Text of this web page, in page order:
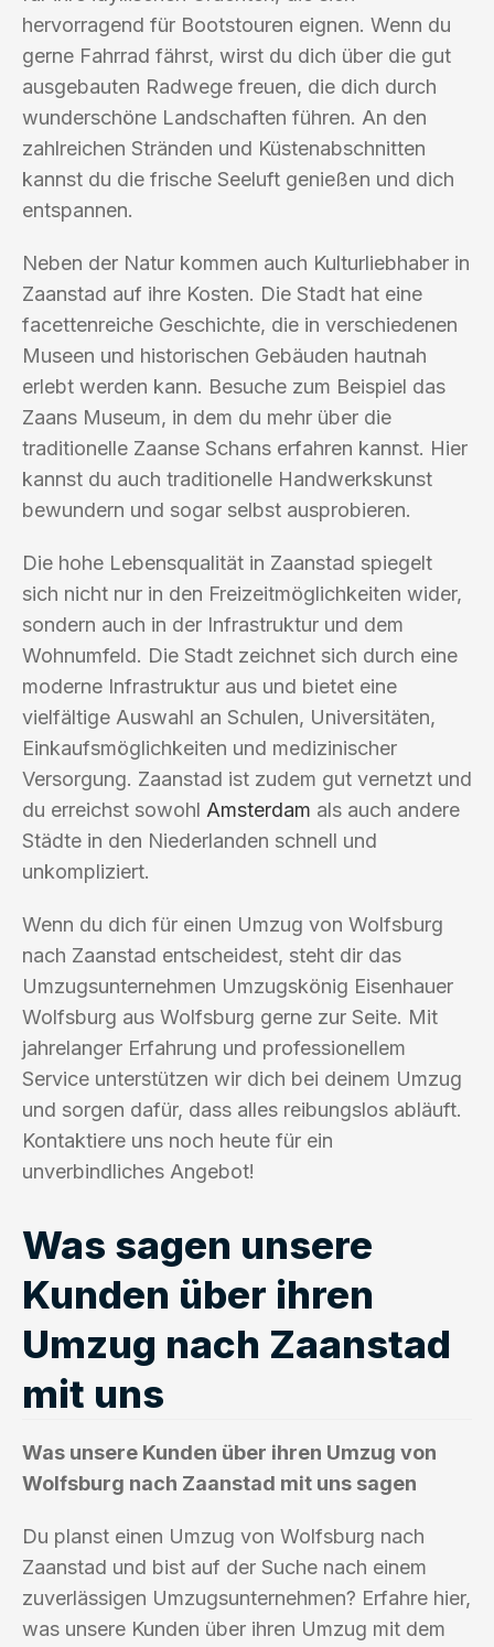
hervorragend für Bootstouren eignen. Wenn du
gerne Fahrrad fährst, wirst du dich über die gut
ausgebauten Radwege freuen, die dich durch
wunderschöne Landschaften führen. An den
zahlreichen Stränden und Küstenabschnitten
kannst du die frische Seeluft genießen und dich
entspannen.
Neben der Natur kommen auch Kulturliebhaber in
Zaanstad auf ihre Kosten. Die Stadt hat eine
facettenreiche Geschichte, die in verschiedenen
Museen und historischen Gebäuden hautnah
erlebt werden kann. Besuche zum Beispiel das
Zaans Museum, in dem du mehr über die
traditionelle Zaanse Schans erfahren kannst. Hier
kannst du auch traditionelle Handwerkskunst
bewundern und sogar selbst ausprobieren.
Die hohe Lebensqualität in Zaanstad spiegelt
sich nicht nur in den Freizeitmöglichkeiten wider,
sondern auch in der Infrastruktur und dem
Wohnumfeld. Die Stadt zeichnet sich durch eine
moderne Infrastruktur aus und bietet eine
vielfältige Auswahl an Schulen, Universitäten,
Einkaufsmöglichkeiten und medizinischer
Versorgung. Zaanstad ist zudem gut vernetzt und
du erreichst sowohl Amsterdam als auch andere
Städte in den Niederlanden schnell und
unkompliziert.
Wenn du dich für einen Umzug von Wolfsburg
nach Zaanstad entscheidest, steht dir das
Umzugsunternehmen Umzugskönig Eisenhauer
Wolfsburg aus Wolfsburg gerne zur Seite. Mit
jahrelanger Erfahrung und professionellem
Service unterstützen wir dich bei deinem Umzug
und sorgen dafür, dass alles reibungslos abläuft.
Kontaktiere uns noch heute für ein
unverbindliches Angebot!
Was sagen unsere
Kunden über ihren
Umzug nach Zaanstad
mit uns
Was unsere Kunden über ihren Umzug von
Wolfsburg nach Zaanstad mit uns sagen
Du planst einen Umzug von Wolfsburg nach
Zaanstad und bist auf der Suche nach einem
zuverlässigen Umzugsunternehmen? Erfahre hier,
was unsere Kunden über ihren Umzug mit dem